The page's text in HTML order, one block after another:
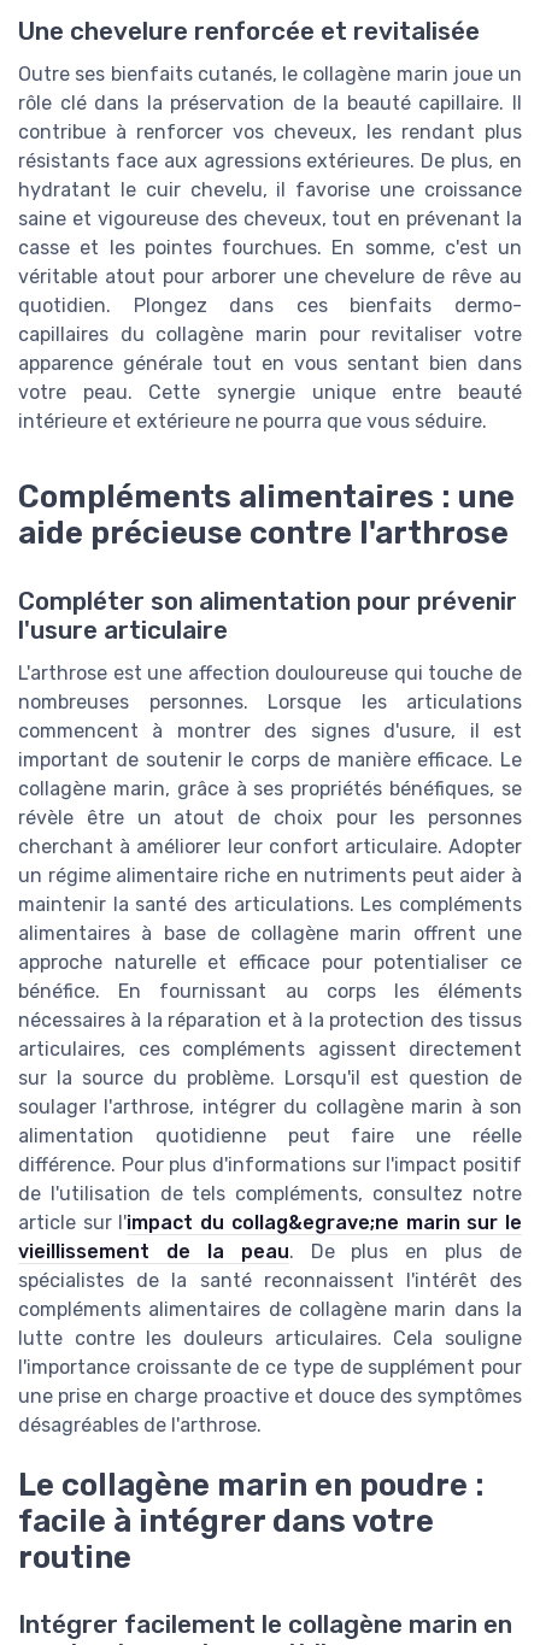
Une chevelure renforcée et revitalisée
Outre ses bienfaits cutanés, le collagène marin joue un
rôle clé dans la préservation de la beauté capillaire. Il
contribue à renforcer vos cheveux, les rendant plus
résistants face aux agressions extérieures. De plus, en
hydratant le cuir chevelu, il favorise une croissance
saine et vigoureuse des cheveux, tout en prévenant la
casse et les pointes fourchues. En somme, c'est un
véritable atout pour arborer une chevelure de rêve au
quotidien. Plongez dans ces bienfaits dermo-
capillaires du collagène marin pour revitaliser votre
apparence générale tout en vous sentant bien dans
votre peau. Cette synergie unique entre beauté
intérieure et extérieure ne pourra que vous séduire.
Compléments alimentaires : une
aide précieuse contre l'arthrose
Compléter son alimentation pour prévenir
l'usure articulaire
L'arthrose est une affection douloureuse qui touche de
nombreuses personnes. Lorsque les articulations
commencent à montrer des signes d'usure, il est
important de soutenir le corps de manière efficace. Le
collagène marin, grâce à ses propriétés bénéfiques, se
révèle être un atout de choix pour les personnes
cherchant à améliorer leur confort articulaire. Adopter
un régime alimentaire riche en nutriments peut aider à
maintenir la santé des articulations. Les compléments
alimentaires à base de collagène marin offrent une
approche naturelle et efficace pour potentialiser ce
bénéfice. En fournissant au corps les éléments
nécessaires à la réparation et à la protection des tissus
articulaires, ces compléments agissent directement
sur la source du problème. Lorsqu'il est question de
soulager l'arthrose, intégrer du collagène marin à son
alimentation quotidienne peut faire une réelle
différence. Pour plus d'informations sur l'impact positif
de l'utilisation de tels compléments, consultez notre
article sur l'impact du collag&egrave;ne marin sur le
vieillissement de la peau. De plus en plus de
spécialistes de la santé reconnaissent l'intérêt des
compléments alimentaires de collagène marin dans la
lutte contre les douleurs articulaires. Cela souligne
l'importance croissante de ce type de supplément pour
une prise en charge proactive et douce des symptômes
désagréables de l'arthrose.
Le collagène marin en poudre :
facile à intégrer dans votre
routine
Intégrer facilement le collagène marin en